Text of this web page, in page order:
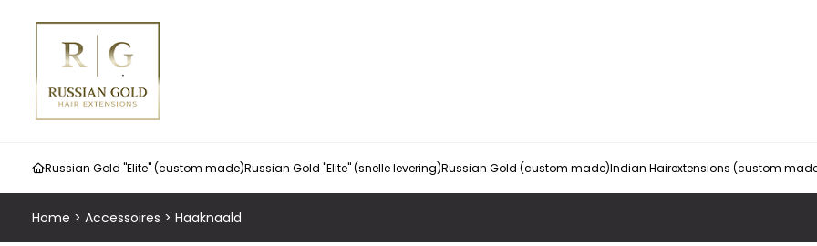
Russian Gold "Elite" (custom made)Russian Gold "Elite" (snelle levering)Russian Gold (custom made)Indian Hairextensions (custom
Home > Accessoires > Haaknaald